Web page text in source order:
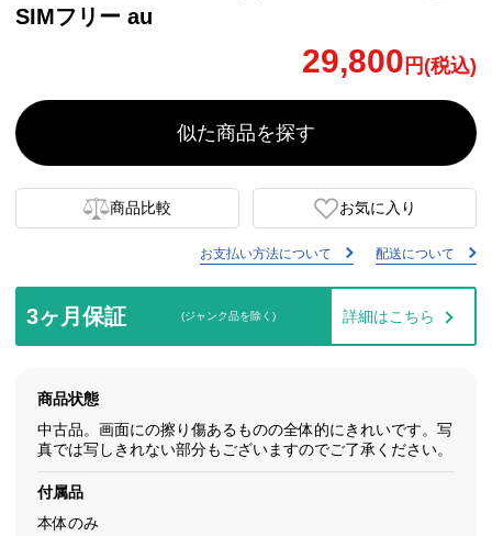
SIMフリー au
29,800 円(税込)
似た商品を探す
商品比較 お気に入り
お支払い方法について 配送について
3ヶ月保証 (ジャンク品を除く) 詳細はこちら
商品状態
中古品。画面にの擦り傷あるものの全体的にきれいです。写
真では写しきれない部分もございますのでご了承ください。
付属品
本体のみ